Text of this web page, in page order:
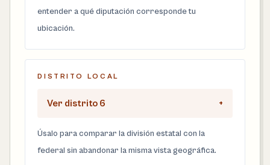
entender a qué diputación corresponde tu
ubicación.
DISTRITO LOCAL
Ver distrito 6 +
Úsalo para comparar la división estatal con la
federal sin abandonar la misma vista geográfica.